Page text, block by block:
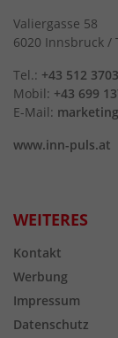
Valiergasse 58
6020 Innsbruck /
Tel.: +43 512
Mobil: +43 699
E-Mail:
www.inn-puls.at
WEITERES
Kontakt
Werbung
Impressum
Datenschutz